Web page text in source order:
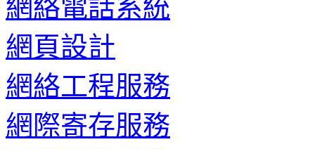
網絡電話系統
網頁設計
網絡工程服務
網際寄存服務